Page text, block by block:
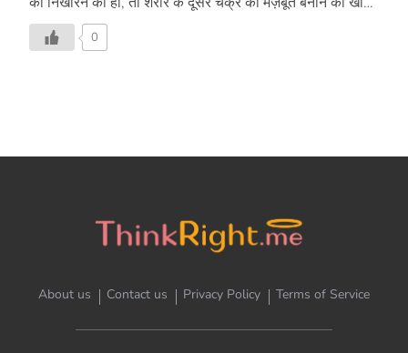
ज़रुरत है। जानिए वीडियो में स्वाधिष्ठान चक्र को मज़बूत करने वाले
संकल्प और योगासन इस वीडियो में –
0
About us Contact us Privacy Policy Terms of Service